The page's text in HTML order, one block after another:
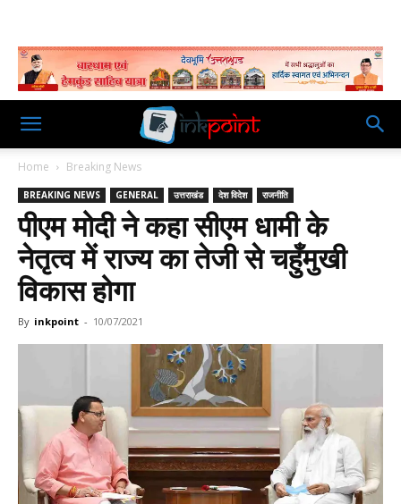
Home Breaking News
BREAKING NEWS GENERAL उत्तराखंड देश विदेश राजनीति
पीएम मोदी ने कहा सीएम धामी के
नेतृत्व में राज्य का तेजी से चहुँमुखी
विकास होगा
By inkpoint - 10/07/2021